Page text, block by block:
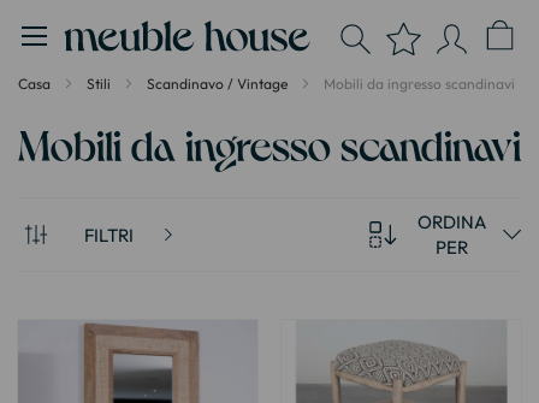
Casa Stili Scandinavo / Vintage Mobili da ingresso scandinavi
Mobili da ingresso scandinavi
FILTRI
ORDINA
PER